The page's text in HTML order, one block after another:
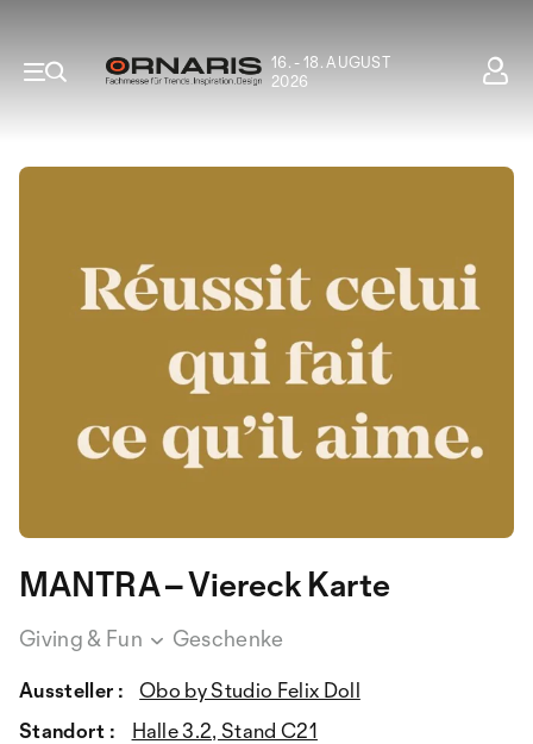
16. - 18. AUGUST
2026
MANTRA – Viereck Karte
Giving & Fun Geschenke
Aussteller :
Obo by Studio Felix Doll
Standort :
Halle 3.2, Stand C21